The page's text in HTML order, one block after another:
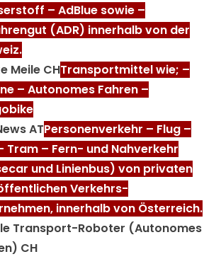
– AdBlue sowie –
(ADR) innerhalb von der
Meile CHTransportmittel wie; –
– Autonomes Fahren –
ATPersonenverkehr – Flug –
Tram – Fern- und Nahverkehr
und Linienbus) von privaten
Verkehrs-
innerhalb von Österreich.
Transport-Roboter (Autonomes
CH